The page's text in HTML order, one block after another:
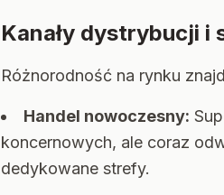
Kanały dystrybucji i
Różnorodność na rynku
Handel nowoczesny:
koncernowych, ale coraz
dedykowane strefy.